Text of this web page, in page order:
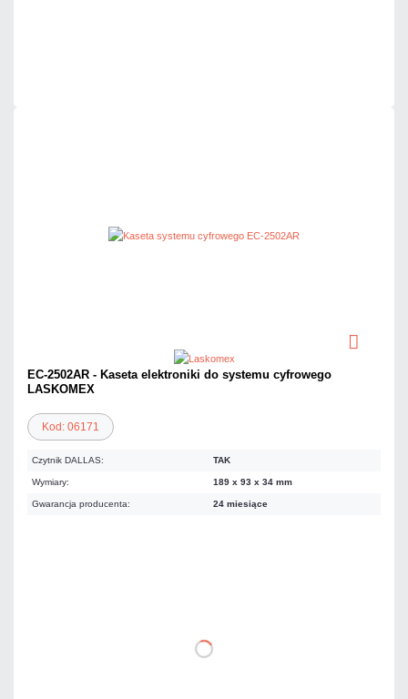
EC-2502AR - Kaseta elektroniki do systemu cyfrowego
LASKOMEX
Kod: 06171
Czytnik DALLAS: TAK
Wymiary: 189 x 93 x 34 mm
Gwarancja producenta: 24 miesiące
DO KOSZYKA